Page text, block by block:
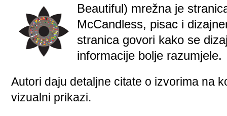
Beautiful) mrežna je
McCandless, pisac i
stranica govori kako se
informacije bolje razumjele.
Autori daju detaljne citate o izvorima na
vizualni prikazi.